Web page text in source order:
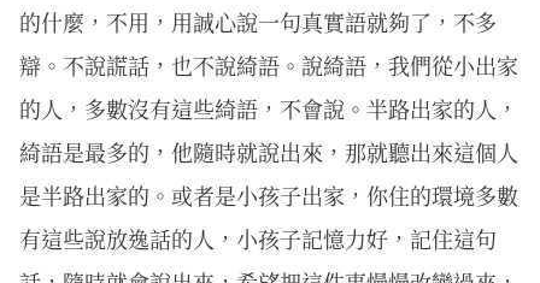
的什麼，不用，用誠心說一句真實語就夠了，不多
辯。不說謊話，也不說綺語。說綺語，我們從小出家
的人，多數沒有這些綺語，不會說。半路出家的人，
綺語是最多的，他隨時就說出來，那就聽出來這個人
是半路出家的。或者是小孩子出家，你住的環境多數
有這些說放逸話的人，小孩子記憶力好，記住這句